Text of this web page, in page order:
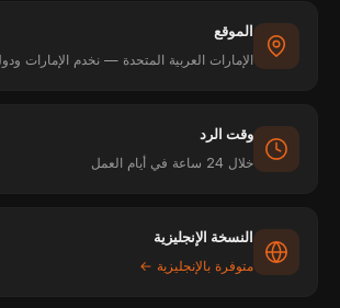
الموقع
الإمارات العربية المتحدة — نخدم الإمارات
وقت الرد
خلال 24 ساعة في أيام العمل
النسخة الإنجليزية
متوفرة بالإنجليزية ←